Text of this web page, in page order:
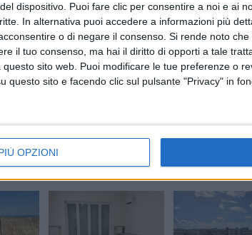
dispositivo. Puoi fare clic per consentire a noi e ai
In alternativa puoi accedere a informazioni più
o di negare il consenso. Si rende noto
il tuo consenso, ma hai il diritto di opporti a tale
sito web. Puoi modificare le tue preferenze o
questo sito e facendo clic sul pulsante "Privacy" in
OPZIONI
E ROSSINI